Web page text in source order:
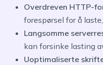
Overdreven HTTP-
forespørsel for å
Langsomme
kan forsinke lasting
Uoptimaliserte